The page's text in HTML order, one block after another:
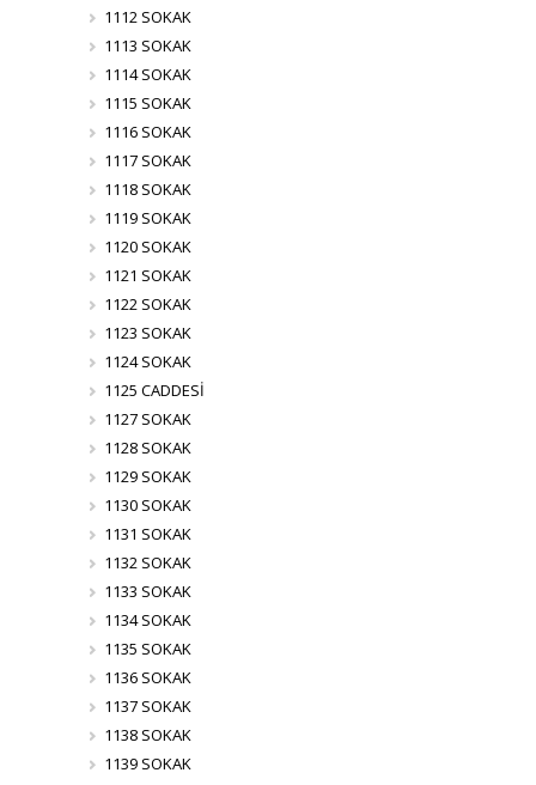
1112 SOKAK
1113 SOKAK
1114 SOKAK
1115 SOKAK
1116 SOKAK
1117 SOKAK
1118 SOKAK
1119 SOKAK
1120 SOKAK
1121 SOKAK
1122 SOKAK
1123 SOKAK
1124 SOKAK
1125 CADDESİ
1127 SOKAK
1128 SOKAK
1129 SOKAK
1130 SOKAK
1131 SOKAK
1132 SOKAK
1133 SOKAK
1134 SOKAK
1135 SOKAK
1136 SOKAK
1137 SOKAK
1138 SOKAK
1139 SOKAK